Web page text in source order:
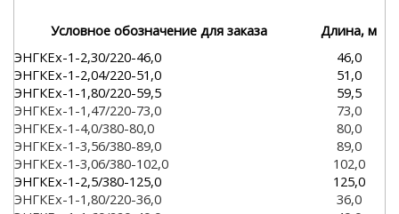
Условное обозначение для заказа
Длина, м
ЭНГКЕх-1-2,30/220-46,0
46,0
ЭНГКЕх-1-2,04/220-51,0
51,0
ЭНГКЕх-1-1,80/220-59,5
59,5
ЭНГКЕх-1-1,47/220-73,0
73,0
ЭНГКЕх-1-4,0/380-80,0
80,0
ЭНГКЕх-1-3,56/380-89,0
89,0
ЭНГКЕх-1-3,06/380-102,0
102,0
ЭНГКЕх-1-2,5/380-125,0
125,0
ЭНГКЕх-1-1,80/220-36,0
36,0